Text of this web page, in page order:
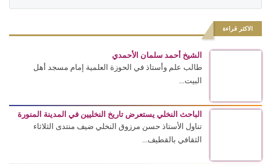
الاكثر قراءة
الشيخ أحمد سلمان الأحمدي
طالب علم وأستاذ في الحوزة العلمية إمام مسجد أهل
البيت...
الباحث النخلي يستعرض تاريخ النخليين في المدينة المنورة
تناول الأستاذ حسن مرزوق النخلي ضيف منتدى الثلاثاء
الثقافي بالقطيف...